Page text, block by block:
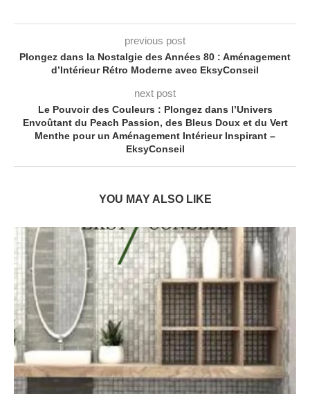
previous post
Plongez dans la Nostalgie des Années 80 : Aménagement
d’Intérieur Rétro Moderne avec EksyConseil
next post
Le Pouvoir des Couleurs : Plongez dans l’Univers
Envoûtant du Peach Passion, des Bleus Doux et du Vert
Menthe pour un Aménagement Intérieur Inspirant –
EksyConseil
YOU MAY ALSO LIKE